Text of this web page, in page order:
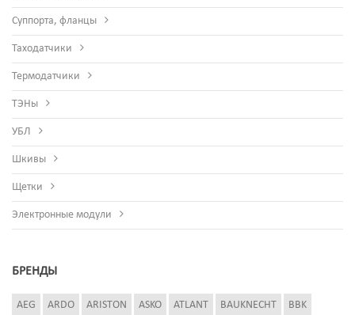
Суппорта, фланцы
Таходатчики
Термодатчики
ТЭНы
УБЛ
Шкивы
Щетки
Электронные модули
БРЕНДЫ
AEG ARDO ARISTON ASKO ATLANT BAUKNECHT BBK